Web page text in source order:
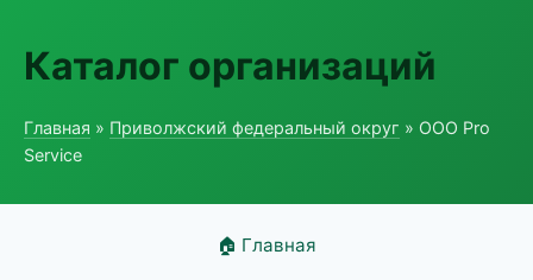
Каталог организаций
Главная » Приволжский федеральный округ » ООО Pro
Service
🏠 Главная